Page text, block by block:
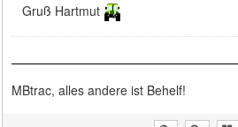
Gruß Hartmut
MBtrac, alles andere ist Behelf!